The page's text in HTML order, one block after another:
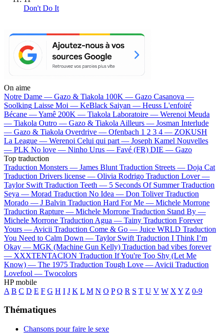
Don't Do It
On aime
Notre Dame — Gazo & Tiakola 100K — Gazo Casanova —
Soolking Laisse Moi — KeBlack Saiyan — Heuss L'enfoiré
Bécane —Yamê 200K — Tiakola Laboratoire — Werenoi Meuda
— Tiakola Outro — Gazo & Tiakola Ailleurs — Josman Interlude
— Gazo & Tiakola Overdrive — Ofenbach 1 2 3 4 — ZOKUSH
La League — Werenoi Celui qui part — Joseph Kamel Nouvelles
— PLK No love — Ninho Urus — Favé (FR) DIE — Gazo
Top traduction
Traduction Monsters — James Blunt Traduction Streets — Doja Cat
Traduction Drivers license — Olivia Rodrigo Traduction Lover —
Taylor Swift Traduction Teeth — 5 Seconds Of Summer Traduction
Seya — Morad Traduction No Idea — Don Toliver Traduction
Morado — J Balvin Traduction Hard For Me — Michele Morrone
Traduction Rapture — Michele Morrone Traduction Stand By —
Michele Morrone Traduction Agua — Tainy Traduction Forever
Yours — Avicii Traduction Come & Go — Juice WRLD Traduction
You Need to Calm Down — Taylor Swift Traduction I Think I’m
Okay — MGK (Machine Gun Kelly) Traduction bad vibes forever
— XXXTENTACION Traduction If You're Too Shy (Let Me
Know) — The 1975 Traduction Tough Love — Avicii Traduction
Lovefool — Twocolors
HP mobile
A B C D E F G H I J K L M N O P Q R S T U V W X Y Z 0-9
Thématiques
Chansons pour faire le sexe